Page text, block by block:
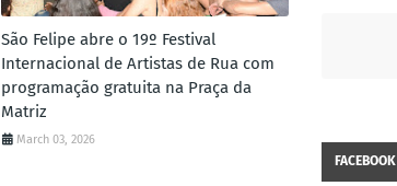
São Felipe abre o 19º Festival
Internacional de Artistas de Rua com
programação gratuita na Praça da
Matriz
March 03, 2026
FACEBOOK